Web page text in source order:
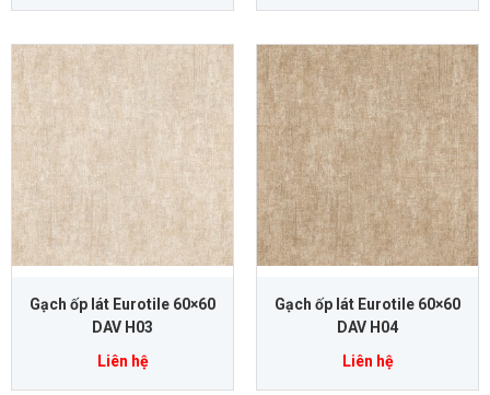
Gạch ốp lát Eurotile 60×60
DAV H03
Liên hệ
Gạch ốp lát Eurotile 60×60
DAV H04
Liên hệ